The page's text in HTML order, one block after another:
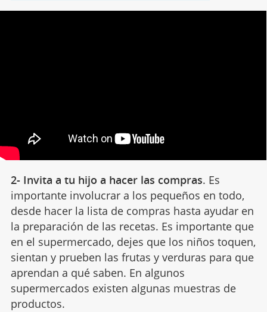
2- Invita a tu hijo a hacer las compras. Es
importante involucrar a los pequeños en todo,
desde hacer la lista de compras hasta ayudar en
la preparación de las recetas. Es importante que
en el supermercado, dejes que los niños toquen,
sientan y prueben las frutas y verduras para que
aprendan a qué saben. En algunos
supermercados existen algunas muestras de
productos.